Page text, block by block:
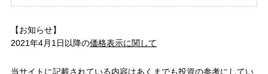
【お知らせ】
2021年4月1日以降の価格表示に関して
当サイトに記載されている内容はあくまでも投資の参考にしてい